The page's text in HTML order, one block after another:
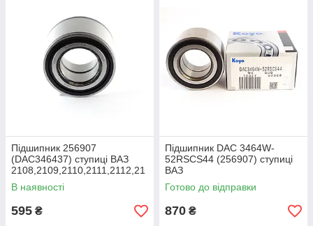
Підшипник 256907
(DAC346437) ступиці ВАЗ
2108,2109,2110,2111,2112,21
13,2114,2115 Харків HARP
В наявності
595 ₴
Підшипник DAC 3464W-
52RSCS44 (256907) ступиці
ВАЗ
2108,2109,2110,2111,2112,21
13,2114,2115
Готово до відправки
870 ₴